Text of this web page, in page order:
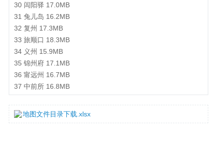
30 闾阳驿 17.0MB
31 兔儿岛 16.2MB
32 复州 17.3MB
33 旅顺口 18.3MB
34 义州 15.9MB
35 锦州府 17.1MB
36 甯远州 16.7MB
37 中前所 16.8MB
地图文件目录下载.xlsx